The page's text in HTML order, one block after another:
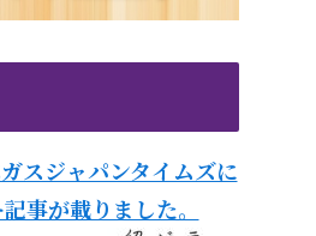
スジャパンタイムズに
事が載りました。